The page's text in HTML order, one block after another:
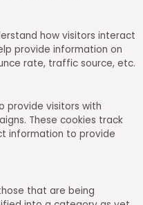
how visitors interact
provide information on
rate, traffic source, etc.
provide visitors with
These cookies track
information to provide
that are being